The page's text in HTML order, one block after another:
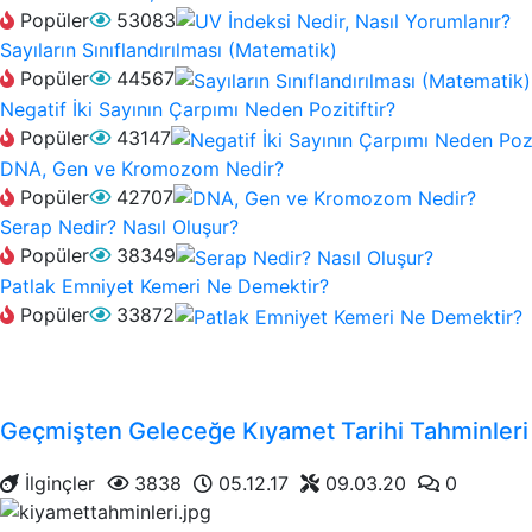
Popüler
53083
Sayıların Sınıflandırılması (Matematik)
Popüler
44567
Negatif İki Sayının Çarpımı Neden Pozitiftir?
Popüler
43147
DNA, Gen ve Kromozom Nedir?
Popüler
42707
Serap Nedir? Nasıl Oluşur?
Popüler
38349
Patlak Emniyet Kemeri Ne Demektir?
Popüler
33872
Geçmişten Geleceğe Kıyamet Tarihi Tahminleri
İlginçler 3838 05.12.17 09.03.20 0